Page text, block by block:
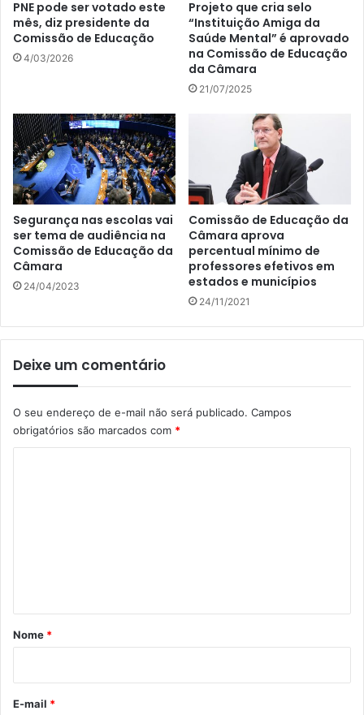
PNE pode ser votado este
mês, diz presidente da
Comissão de Educação
4/03/2026
Projeto que cria selo
“Instituição Amiga da
Saúde Mental” é aprovado
na Comissão de Educação
da Câmara
21/07/2025
Segurança nas escolas vai
ser tema de audiência na
Comissão de Educação da
Câmara
24/04/2023
Comissão de Educação da
Câmara aprova
percentual mínimo de
professores efetivos em
estados e municípios
24/11/2021
Deixe um comentário
O seu endereço de e-mail não será publicado. Campos
obrigatórios são marcados com *
r
*
Nome *
E-mail *